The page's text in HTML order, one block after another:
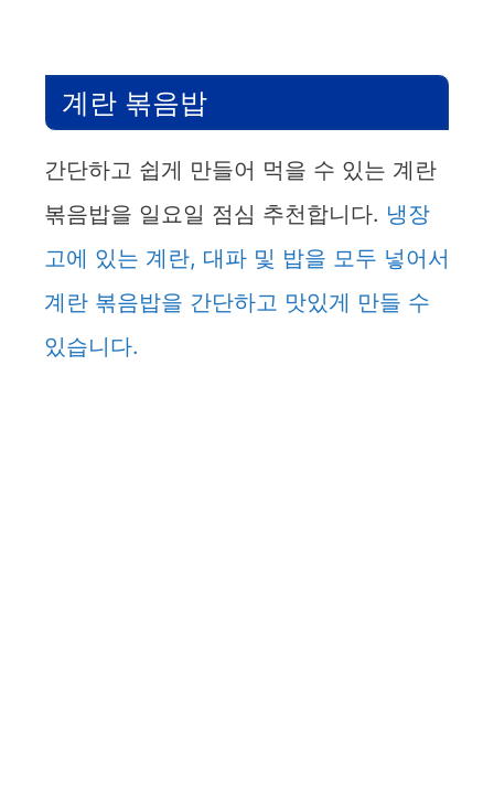
계란 볶음밥
간단하고 쉽게 만들어 먹을 수 있는 계란
볶음밥을 일요일 점심 추천합니다. 냉장
고에 있는 계란, 대파 및 밥을 모두 넣어서
계란 볶음밥을 간단하고 맛있게 만들 수
있습니다.